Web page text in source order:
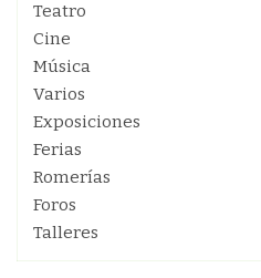
Teatro
Cine
Música
Varios
Exposiciones
Ferias
Romerías
Foros
Talleres